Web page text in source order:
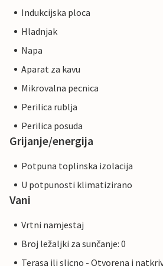
Indukcijska ploca
Hladnjak
Napa
Aparat za kavu
Mikrovalna pecnica
Perilica rublja
Perilica posuda
Grijanje/energija
Potpuna toplinska izolacija
U potpunosti klimatizirano
Vani
Vrtni namjestaj
Broj ležaljki za sunčanje: 0
Terasa ili slicno - Otvorena i